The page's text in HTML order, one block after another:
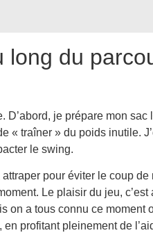
du
je prépare mon
« traîner » du poids inutile.
le swing.
pour éviter le coup
Le plaisir du jeu,
on a tous connu ce
profitant pleinement de